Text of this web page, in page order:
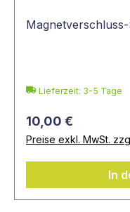
Lieferzeit: 3-5 Tage
10,00 €
Preise exkl. MwSt.
In